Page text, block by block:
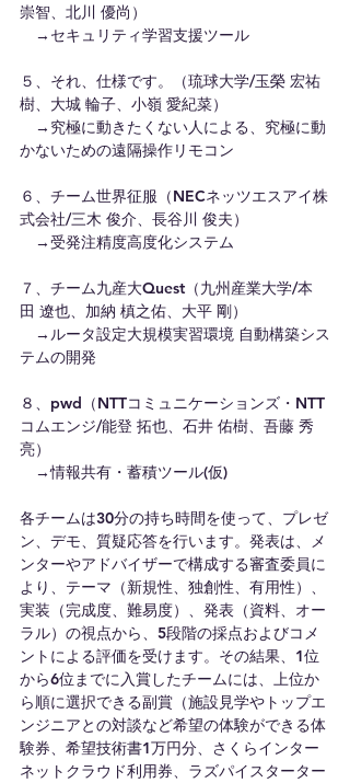
崇智、北川 優尚）
→セキュリティ学習支援ツール
５、それ、仕様です。（琉球大学/玉榮 宏祐
樹、大城 輪子、小嶺 愛紀菜）
→究極に動きたくない人による、究極に動
かないための遠隔操作リモコン
６、チーム世界征服（NECネッツエスアイ株
式会社/三木 俊介、長谷川 俊夫）
→受発注精度高度化システム
７、チーム九産大Quest（九州産業大学/本
田 遼也、加納 槙之佑、大平 剛）
→ルータ設定大規模実習環境 自動構築シス
テムの開発
８、pwd（NTTコミュニケーションズ・NTT
コムエンジ/能登 拓也、石井 佑樹、吾藤 秀
亮）
→情報共有・蓄積ツール(仮)
各チームは30分の持ち時間を使って、プレゼ
ン、デモ、質疑応答を行います。発表は、メ
ンターやアドバイザーで構成する審査委員に
より、テーマ（新規性、独創性、有用性）、
実装（完成度、難易度）、発表（資料、オー
ラル）の視点から、5段階の採点およびコメ
ントによる評価を受けます。その結果、1位
から6位までに入賞したチームには、上位か
ら順に選択できる副賞（施設見学やトップエ
ンジニアとの対談など希望の体験ができる体
験券、希望技術書1万円分、さくらインター
ネットクラウド利用券、ラズパイスターター